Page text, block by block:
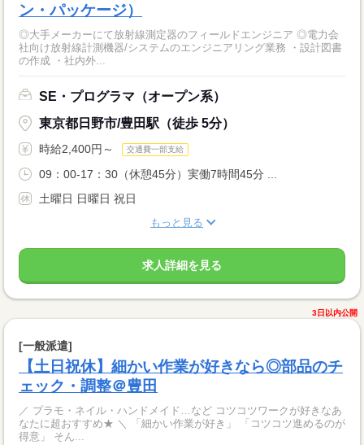
ン・パッケージ）
◎大手メーカーにて放射線測定器のフィールドエンジニア ◎電力会
社向け放射線計測機器/システムのエンジニアリング業務 ・設計図書
の作成 ・社内外...
SE・プログラマ（オープン系）
東京都日野市/豊田駅（徒歩 5分）
時給2,400円～ 交通費一部支給
09：00-17：30（休憩45分）実働7時間45分 ...
土曜日 日曜日 祝日
もっと見る
求人詳細を見る
3日以内公開
[一般派遣]
【土日祝休】細かい作業が好きなら◎部品のチ
ェック・調整＠豊田
／ プラモ・ネイル・ハンドメイド…など コツコツワークが好きなあ
なたに超おすすめ★ ＼ 「細かい作業が好き」 「コツコツ進めるのが
得意」 そん...